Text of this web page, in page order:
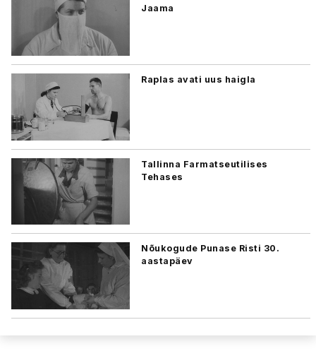
Jaama
Raplas avati uus haigla
Tallinna Farmatseutilises
Tehases
Nõukogude Punase Risti 30.
aastapäev